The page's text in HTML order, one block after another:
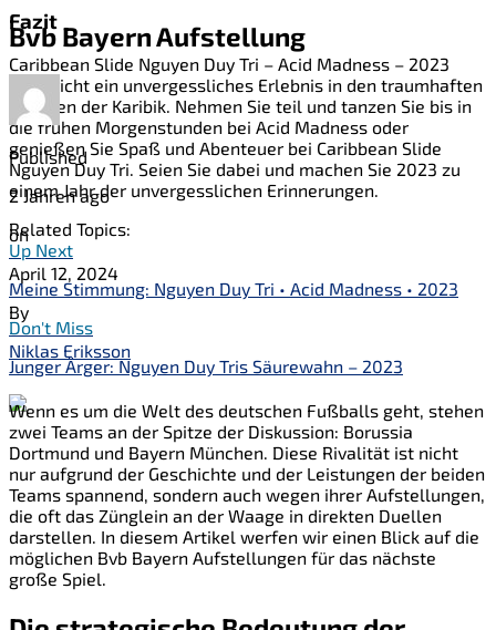
Fazit
Caribbean Slide Nguyen Duy Tri – Acid Madness – 2023
verspricht ein unvergessliches Erlebnis in den traumhaften
Kulissen der Karibik. Nehmen Sie teil und tanzen Sie bis in
die frühen Morgenstunden bei Acid Madness oder
genießen Sie Spaß und Abenteuer bei Caribbean Slide
Nguyen Duy Tri. Seien Sie dabei und machen Sie 2023 zu
einem Jahr der unvergesslichen Erinnerungen.
Related Topics:
Up Next
Meine Stimmung: Nguyen Duy Tri • Acid Madness • 2023
Don't Miss
Junger Ärger: Nguyen Duy Tris Säurewahn – 2023
Bvb Bayern Aufstellung
Published
2 Jahren ago
on
April 12, 2024
By
Niklas Eriksson
Wenn es um die Welt des deutschen Fußballs geht, stehen
zwei Teams an der Spitze der Diskussion: Borussia
Dortmund und Bayern München. Diese Rivalität ist nicht
nur aufgrund der Geschichte und der Leistungen der beiden
Teams spannend, sondern auch wegen ihrer Aufstellungen,
die oft das Zünglein an der Waage in direkten Duellen
darstellen. In diesem Artikel werfen wir einen Blick auf die
möglichen Bvb Bayern Aufstellungen für das nächste
große Spiel.